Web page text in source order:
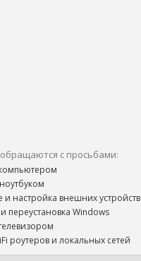
с просьбами:
настройка внешних устройств
переустановка Windows
роутеров и локальных сетей